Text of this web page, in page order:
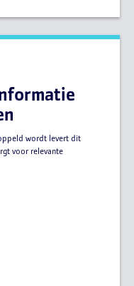
wordt levert dit
voor relevante